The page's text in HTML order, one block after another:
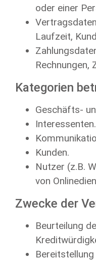
oder einer
Laufzeit,
Rechnungen,
Kategorien
Geschäfts-
Interessenten.
Kunden.
Nutzer (z.B.
von
Zwecke der
Beurteilung